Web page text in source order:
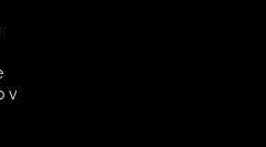
v